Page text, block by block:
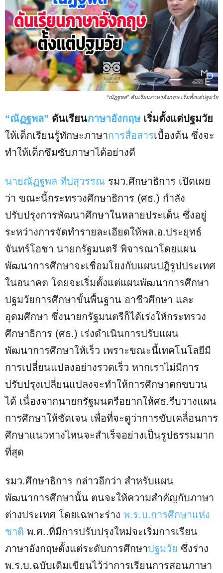
“ณัฏฐพล” ดันเรียนภาษาอังกฤษ เริ่มตั้งแต่ปฐมวัย
“ณัฏฐพล” ดันเรียนภาษาอังกฤษ เริ่มตั้งแต่ปฐมวัย
ให้เด็กเรียนรู้ทักษะภาษาการสื่อสารเบื้องต้น ซึ่งจะ
ทำให้เด็กซึมซับภาษาได้อย่างดี
นายณัฏฐพล ทีปสุวรรณ รมว.ศึกษาธิการ เปิดเผย
ว่า ขณะนี้กระทรวงศึกษาธิการ (ศธ.) กำลัง
ปรับปรุงการพัฒนาศึกษาในหลายประเด็น ซึ่งอยู่
ระหว่างการจัดทำรายละเอียดให้พล.อ.ประยุทธ์
จันทร์โอชา นายกรัฐมนตรี พิจารณาโดยแผน
พัฒนาการศึกษาจะเชื่อมโยงกับแผนปฎิรูปประเทศ
ในอนาคต โดยจะเริ่มตั้งแต่แผนพัฒนาการศึกษา
ปฐมวัยการศึกษาขั้นพื้นฐาน อาชีวศึกษา และ
อุดมศึกษา ซึ่งนายกรัฐมนตรีก็ได้เร่งให้กระทรวง
ศึกษาธิการ (ศธ.) เร่งดำเนินการปรับแผน
พัฒนาการศึกษาให้เร็ว เพราะขณะนี้เทคโนโลยีมี
การเปลี่ยนแปลงอย่างรวดเร็ว หากเราไม่มีการ
ปรับปรุงเปลี่ยนแปลงจะทำให้การศึกษาตกขบวน
ได้ เนื่องจากนายกรัฐมนตรีอยากให้ศธ.รีบวางแผน
การศึกษาให้ชัดเจน เพื่อที่จะดูว่าการขับเคลื่อนการ
ศึกษาแนวทางไหนจะสำเร็จอย่างเป็นรูปธรรมมาก
ที่สุด
รมว.ศึกษาธิการ กล่าวอีกว่า สำหรับแผน
พัฒนาการศึกษานั้น ตนจะให้ความสำคัญกับภาษา
ต่างประเทศ โดยเฉพาะร่าง พ.ร.บ.การศึกษาแห่ง
ชาติ พ.ศ..ที่มีการปรับปรุงใหม่จะเริ่มการเรียน
ภาษาอังกฤษตั้งแต่ระดับการศึกษาปฐมวัย ซึ่งร่าง
พ.ร.บ.ฉบับเดิมเขียนไว้ว่าการเรียนการสอนภาษา